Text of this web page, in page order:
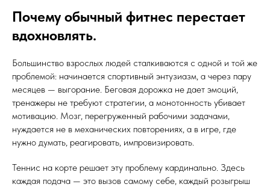
Почему обычный фитнес перестает
вдохновлять.
Большинство взрослых людей сталкиваются с одной и той же
проблемой: начинается спортивный энтузиазм, а через пару
месяцев — выгорание. Беговая дорожка не дает эмоций,
тренажеры не требуют стратегии, а монотонность убивает
мотивацию. Мозг, перегруженный рабочими задачами,
нуждается не в механических повторениях, а в игре, где
нужно думать, реагировать, импровизировать.
Теннис на корте решает эту проблему кардинально. Здесь
каждая подача — это вызов самому себе, каждый розыгрыш